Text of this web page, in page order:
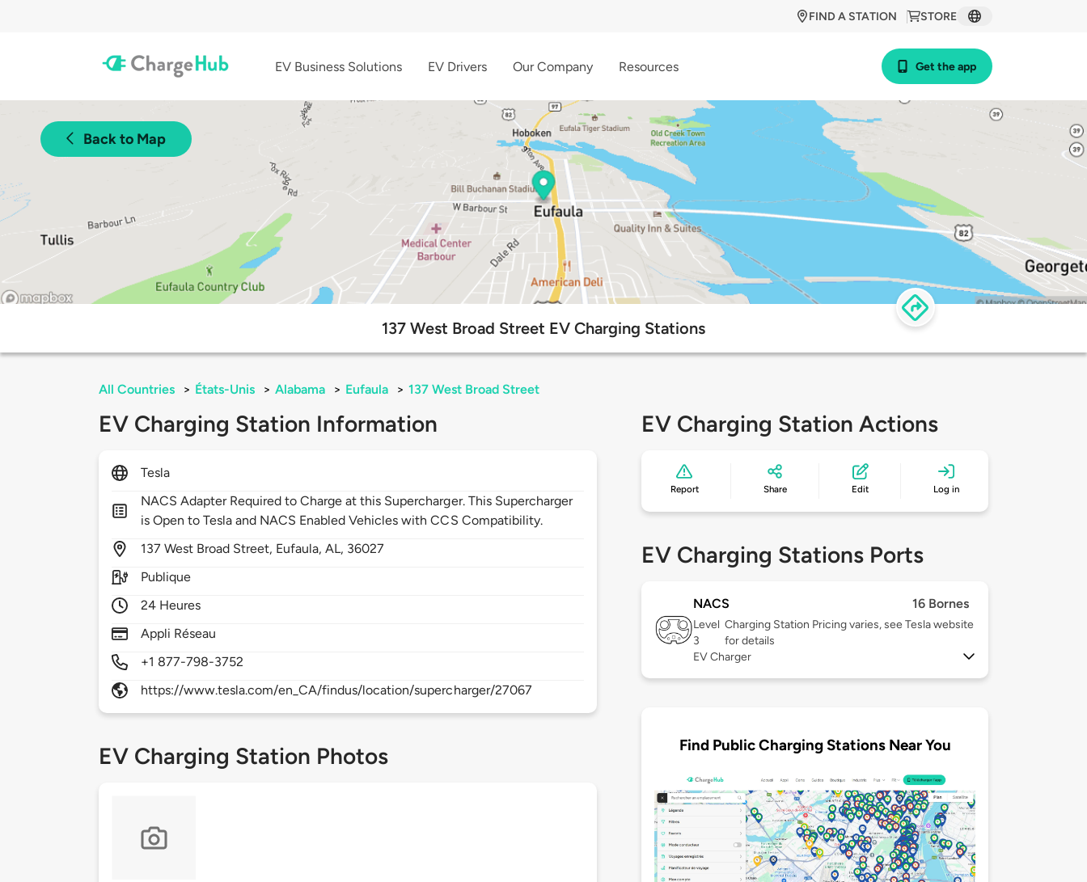
STORE
FIND A STATION
EV Business Solutions EV Drivers Our Company Resources Get the app
Back to Map
137 West Broad Street EV Charging Stations
All Countries > États-Unis > Alabama > Eufaula > 137 West Broad Street
EV Charging Station Information
Tesla
NACS Adapter Required to Charge at this Supercharger. This Supercharger
is Open to Tesla and NACS Enabled Vehicles with CCS Compatibility.
137West Broad Street, Eufaula,AL, 36027
Publique
24 Heures
Appli Réseau
+1 877-798-3752
https://www.tesla.com/en_CA/findus/location/supercharger/27067
EV Charging Station Photos
EV Charging Station Actions
Report Share Edit Log in
EV Charging Stations Ports
NACS 16 Bornes
Level
3
Charging Station Pricing varies, see Tesla website
for details
EV Charger
Find Public Charging Stations Near You